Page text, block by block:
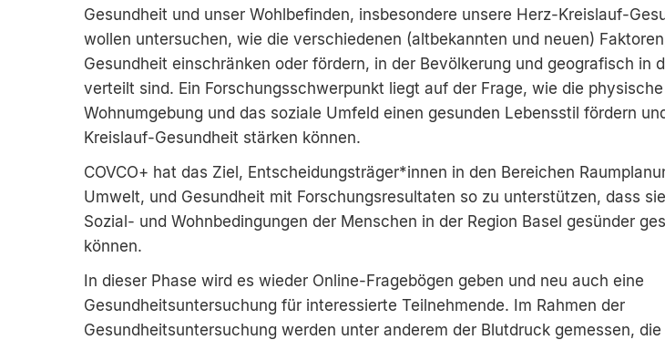
Gesundheit und unser Wohlbefinden, insbesondere unsere Herz-Kreislauf-
wollen untersuchen, wie die verschiedenen (altbekannten und neuen)
Gesundheit einschränken oder fördern, in der Bevölkerung und geografisch in
verteilt sind. Ein Forschungsschwerpunkt liegt auf der Frage, wie die physische
Wohnumgebung und das soziale Umfeld einen gesunden Lebensstil fördern
Kreislauf-Gesundheit stärken können.
COVCO+ hat das Ziel, Entscheidungsträger*innen in den Bereichen
Umwelt, und Gesundheit mit Forschungsresultaten so zu unterstützen, dass
Sozial- und Wohnbedingungen der Menschen in der Region Basel gesünder
können.
In dieser Phase wird es wieder Online-Fragebögen geben und neu auch eine
Gesundheitsuntersuchung für interessierte Teilnehmende. Im Rahmen der
Gesundheitsuntersuchung werden unter anderem der Blutdruck gemessen, die